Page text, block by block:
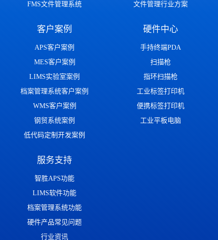
FMS文件管理系统
文件管理行业方案
客户案例
APS客户案例
MES客户案例
LIMS实验室案例
档案管理系统客户案例
WMS客户案例
钢贸系统案例
低代码定制开发案例
硬件中心
手持终端PDA
扫描枪
指环扫描枪
工业标签打印机
便携标签打印机
工业平板电脑
服务支持
智胜APS功能
LIMS软件功能
档案管理系统功能
硬件产品常见问题
行业资讯